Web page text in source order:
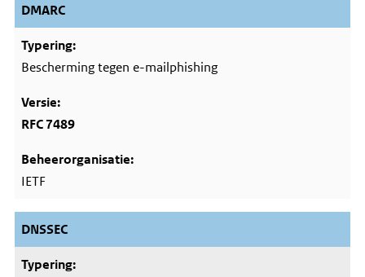
DMARC
Bescherming tegen e-mailphishing
RFC 7489
IETF
DNSSEC